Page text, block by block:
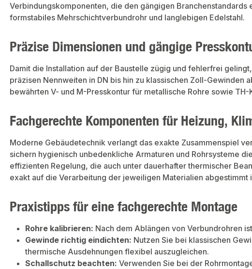
Verbindungskomponenten, die den gängigen
formstabiles Mehrschichtverbundrohr und langlebigen Edelstahl.
Präzise Dimensionen und gängige
Damit die Installation auf der Baustelle zügig und fehlerfrei
präzisen Nennweiten in DN bis hin zu klassischen Zoll-
bewährten V- und M-Presskontur für metallische Rohre sowie
Fachgerechte Komponenten für Heizung,
Moderne Gebäudetechnik verlangt das exakte Zusammenspiel
sichern hygienisch unbedenkliche Armaturen und Rohrsysteme
effizienten Regelung, die auch unter dauerhafter thermischer
exakt auf die Verarbeitung der jeweiligen Materialien abgestimmt
Praxistipps für eine fachgerechte Montage
Rohre kalibrieren: Nach dem Ablängen von Verbundrohren
Gewinde richtig eindichten: Nutzen Sie bei klassischen
thermische Ausdehnungen flexibel auszugleichen.
Schallschutz beachten: Verwenden Sie bei der